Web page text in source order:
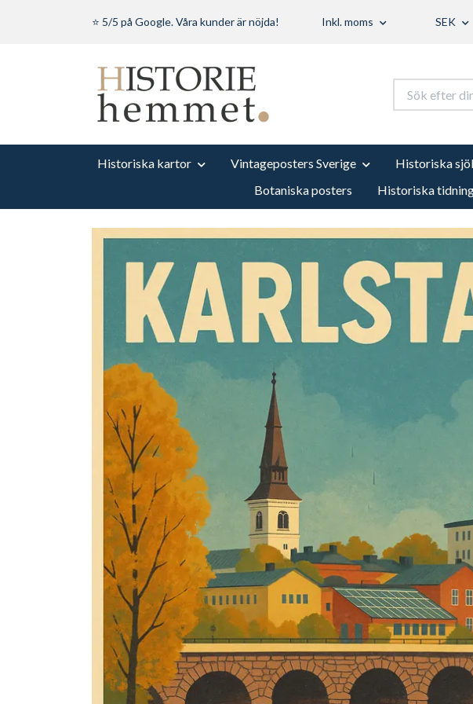
⭐ 5/5 på Google. Våra kunder är nöjda! Inkl. moms SEK
Historiska kartor Vintageposters Sverige Historiska
Botaniska posters
Historiska